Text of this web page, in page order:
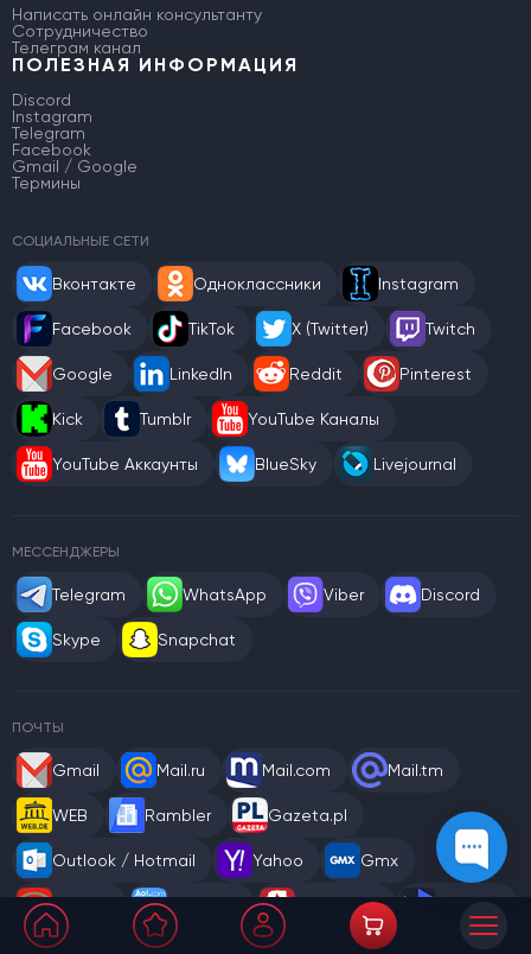
Написать онлайн консультанту
Сотрудничество
Телеграм канал
ПОЛЕЗНАЯ ИНФОРМАЦИЯ
Discord
Instagram
Telegram
Facebook
Gmail / Google
Термины
СОЦИАЛЬНЫЕ СЕТИ
Вконтакте Одноклассники Instagram
Facebook TikTok X (Twitter) Twitch
Google LinkedIn Reddit Pinterest
Kick Tumblr YouTube Каналы
YouTube Аккаунты BlueSky Livejournal
МЕССЕНДЖЕРЫ
Telegram WhatsApp Viber Discord
Skype Snapchat
ПОЧТЫ
Gmail Mail.ru Mail.com Mail.tm
WEB Rambler Gazeta.pl
Outlook / Hotmail Yahoo Gmx
Inbox.lv AOL.com Firemail.de
Freemail Notletters